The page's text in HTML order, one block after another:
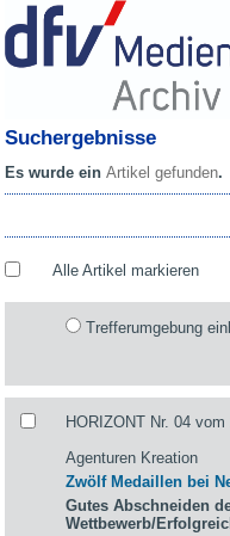
Suchergebnisse
Es wurde ein Artikel gefunden.
Alle Artikel markieren
Trefferumgebung
HORIZONT Nr. 04
Agenturen Kreation
Zwölf Medaillen bei
Gutes Abschneiden
Wettbewerb/